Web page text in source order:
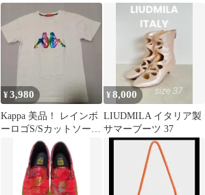
ト 白
バッグ エナメル ロゴ
¥3,980
Kappa 美品！ レインボ
ーロゴS/Sカットソー
ホワイト サイズL
¥8,000
LIUDMILA イタリア製
サマーブーツ 37